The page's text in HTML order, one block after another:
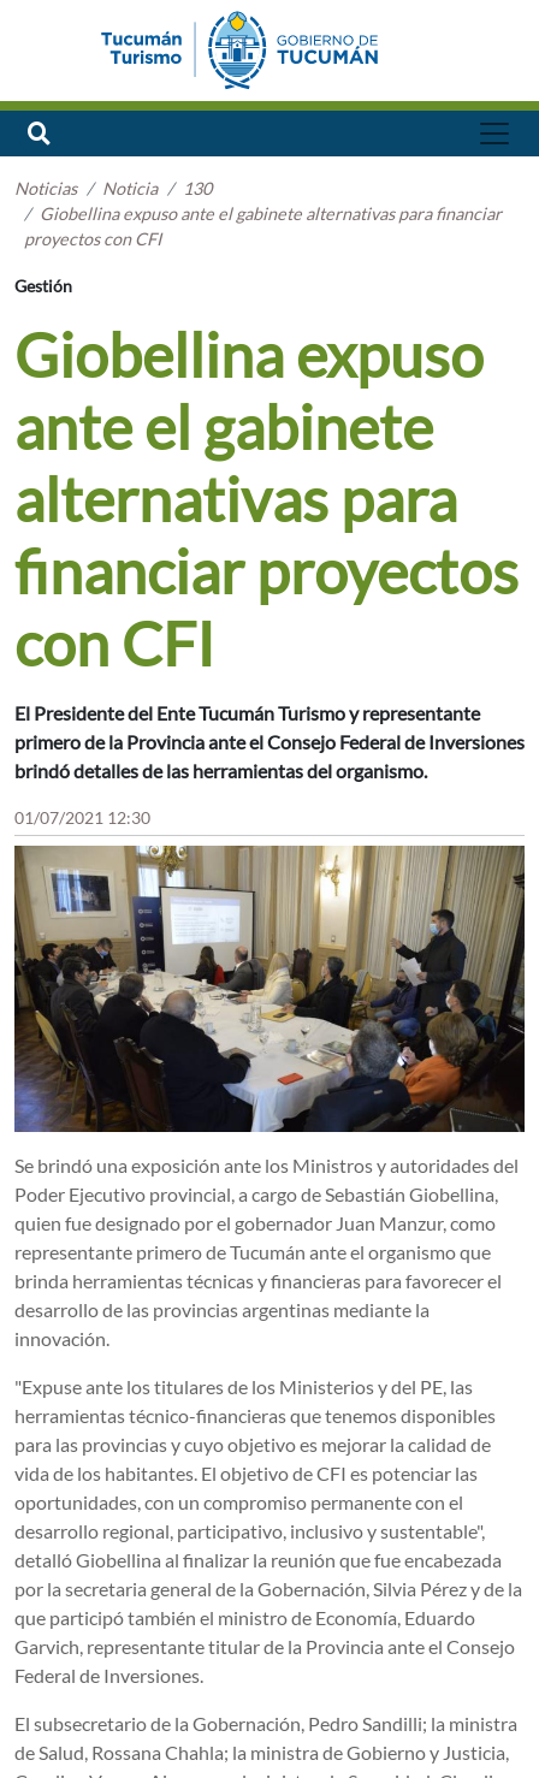
Noticias Noticia
130
Giobellina expuso ante el gabinete alternativas para financiar
proyectos con CFI
Gestión
Giobellina expuso
ante el gabinete
alternativas para
financiar proyectos
con CFI
El Presidente del Ente Tucumán Turismo y representante
primero de la Provincia ante el Consejo Federal de Inversiones
brindó detalles de las herramientas del organismo.
01/07/2021 12:30
Se brindó una exposición ante los Ministros y autoridades del
Poder Ejecutivo provincial, a cargo de Sebastián Giobellina,
quien fue designado por el gobernador Juan Manzur, como
representante primero de Tucumán ante el organismo que
brinda herramientas técnicas y financieras para favorecer el
desarrollo de las provincias argentinas mediante la
innovación.
"Expuse ante los titulares de los Ministerios y del PE, las
herramientas técnico-financieras que tenemos disponibles
para las provincias y cuyo objetivo es mejorar la calidad de
vida de los habitantes. El objetivo de CFI es potenciar las
oportunidades, con un compromiso permanente con el
desarrollo regional, participativo, inclusivo y sustentable",
detalló Giobellina al finalizar la reunión que fue encabezada
por la secretaria general de la Gobernación, Silvia Pérez y de la
que participó también el ministro de Economía, Eduardo
Garvich, representante titular de la Provincia ante el Consejo
Federal de Inversiones.
El subsecretario de la Gobernación, Pedro Sandilli; la ministra
de Salud, Rossana Chahla; la ministra de Gobierno y Justicia,